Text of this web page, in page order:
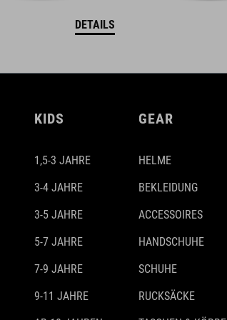
DETAILS
KIDS
1,5-3 JAHRE
3-4 JAHRE
3-5 JAHRE
5-7 JAHRE
7-9 JAHRE
9-11 JAHRE
GEAR
HELME
BEKLEIDUNG
ACCESSOIRES
HANDSCHUHE
SCHUHE
RUCKSÄCKE